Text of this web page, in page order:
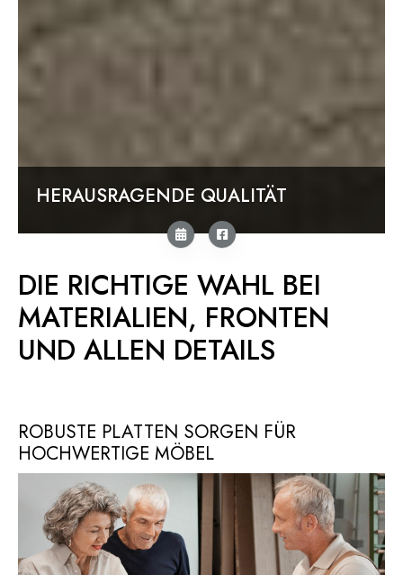
HERAUSRAGENDE QUALITÄT
DIE RICHTIGE WAHL BEI
MATERIALIEN, FRONTEN
UND ALLEN DETAILS
ROBUSTE PLATTEN SORGEN FÜR
HOCHWERTIGE MÖBEL